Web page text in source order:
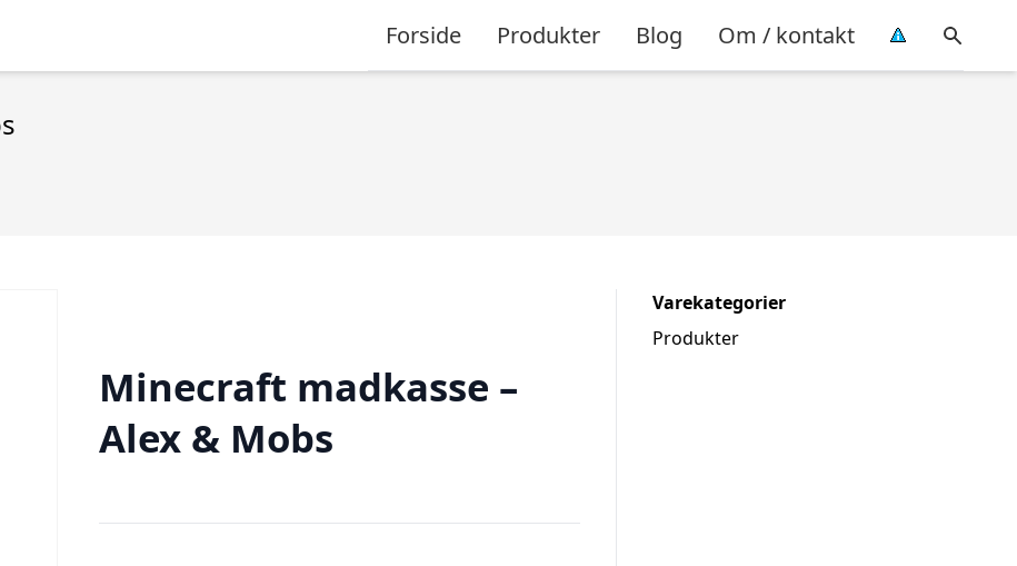
Forside Produkter Blog Om / kontakt
Minecraft madkasse –
Alex & Mobs
Varekategorier
Produkter